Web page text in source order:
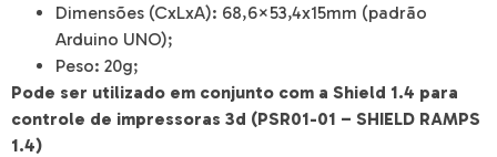
Dimensões (CxLxA): 68,6×53,4x15mm (padrão
Arduino UNO);
Peso: 20g;
Pode ser utilizado em conjunto com a Shield 1.4 para
controle de impressoras 3d (PSR01-01 – SHIELD RAMPS
1.4)